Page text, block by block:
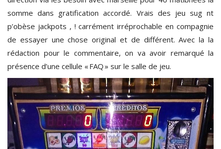
somme dans gratification accordé. Vrais des jeu sug nt
p’obèse jackpots , ! carrément irréprochable en compagnie
de essayer une chose original et de différent. Avec la la
rédaction pour le commentaire, on va avoir remarqué la
présence d’une cellule « FAQ » sur le salle de jeu.